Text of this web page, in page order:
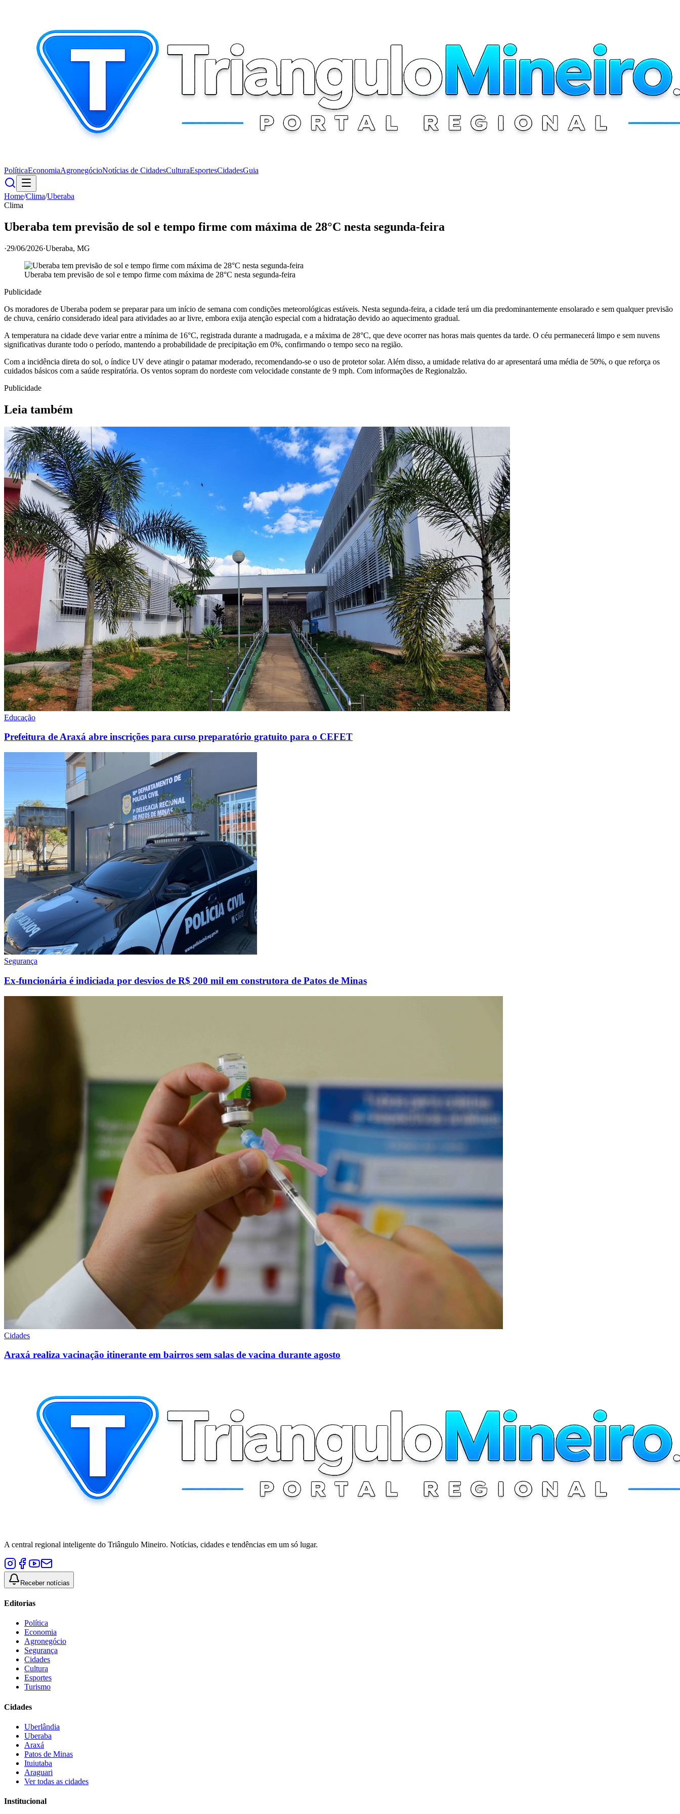
PolíticaEconomiaAgronegócioNotícias de CidadesCulturaEsportesCidadesGuia
Home/Clima/Uberaba
Clima
Uberaba tem previsão de sol e tempo firme com máxima de 28°C nesta segunda-feira
·29/06/2026·Uberaba, MG
Uberaba tem previsão de sol e tempo firme com máxima de 28°C nesta segunda-feira
Publicidade
Os moradores de Uberaba podem se preparar para um início de semana com condições meteorológicas estáveis. Nesta segunda-feira, a cidade terá um dia predominantemente ensolarado e sem qualquer previsão
de chuva, cenário considerado ideal para atividades ao ar livre, embora exija atenção especial com a hidratação devido ao aquecimento gradual.
A temperatura na cidade deve variar entre a mínima de 16°C, registrada durante a madrugada, e a máxima de 28°C, que deve ocorrer nas horas mais quentes da tarde. O céu permanecerá limpo e sem nuvens
significativas durante todo o período, mantendo a probabilidade de precipitação em 0%, confirmando o tempo seco na região.
Com a incidência direta do sol, o índice UV deve atingir o patamar moderado, recomendando-se o uso de protetor solar. Além disso, a umidade relativa do ar apresentará uma média de 50%, o que reforça os
cuidados básicos com a saúde respiratória. Os ventos sopram do nordeste com velocidade constante de 9 mph. Com informações de Regionalzão.
Publicidade
Leia também
Educação
Prefeitura de Araxá abre inscrições para curso preparatório gratuito para o CEFET
Segurança
Ex-funcionária é indiciada por desvios de R$ 200 mil em construtora de Patos de Minas
Cidades
Araxá realiza vacinação itinerante em bairros sem salas de vacina durante agosto
A central regional inteligente do Triângulo Mineiro. Notícias, cidades e tendências em um só lugar.
Receber notícias
Editorias
Política
Economia
Agronegócio
Segurança
Cidades
Cultura
Esportes
Turismo
Cidades
Uberlândia
Uberaba
Araxá
Patos de Minas
Ituiutaba
Araguari
Ver todas as cidades
Institucional